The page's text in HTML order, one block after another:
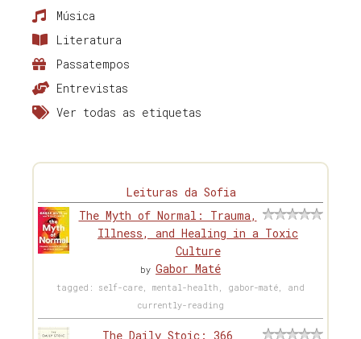
Música
Literatura
Passatempos
Entrevistas
Ver todas as etiquetas
Leituras da Sofia
The Myth of Normal: Trauma,
Illness, and Healing in a Toxic
Culture
by Gabor Maté
tagged: self-care, mental-health, gabor-maté, and
currently-reading
The Daily Stoic: 366